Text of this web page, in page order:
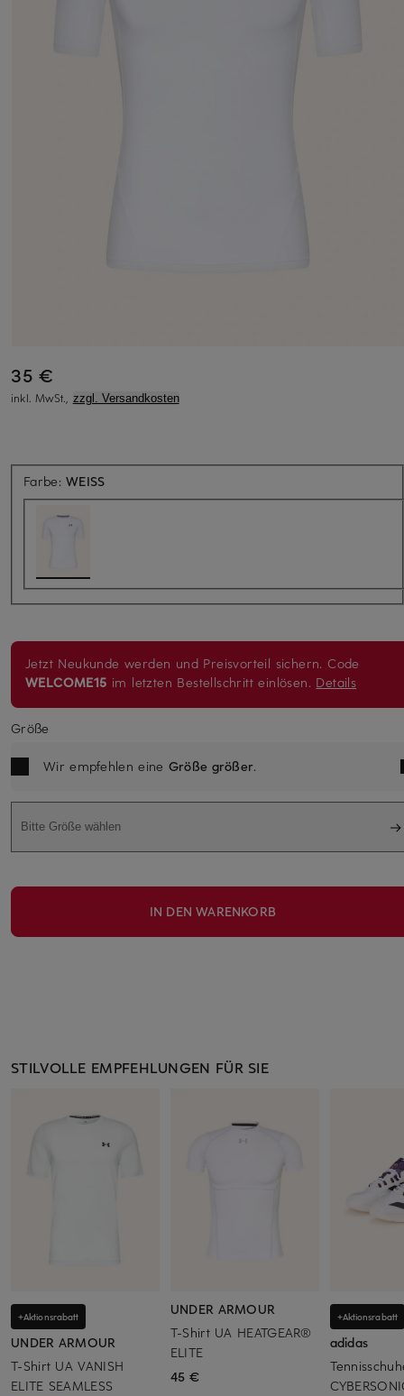
35 €
inkl. MwSt., zzgl. Versandkosten
Farbe:WEISS
Jetzt Neukunde werden und Preisvorteil sichern. Code
WELCOME15 im letzten Bestellschritt einlösen. Details
Größe
Wir empfehlen eine Größe größer.
Bitte Größe wählen
IN DEN WARENKORB
STILVOLLE EMPFEHLUNGEN FÜR SIE
+Aktionsrabatt
UNDER ARMOUR
T-Shirt UA VANISH
ELITE SEAMLESS
UNDER ARMOUR
T-Shirt UA HEATGEAR®
ELITE
45 €
+Aktionsrabatt
adidas